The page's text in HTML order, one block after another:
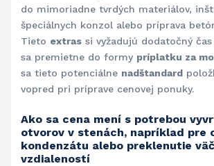
do mimoriadne tvrdých materiálov,
špeciálnych konzol alebo príprava
Tieto extrassi vyžadujú dodatočný čas
sa premietne do formy príplatku za
sa tieto potenciálne nadštandard
vopred pri príprave cenovej ponuky.
Ako sa cena mení s potrebou
otvorov v stenách, napríklad pre
kondenzátu alebo preklenutie
vzdialeností